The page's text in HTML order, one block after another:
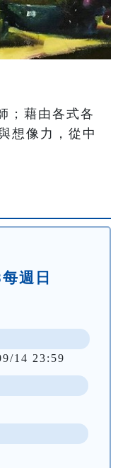
；藉由各式各
想像力，從中
週日
14 23:59